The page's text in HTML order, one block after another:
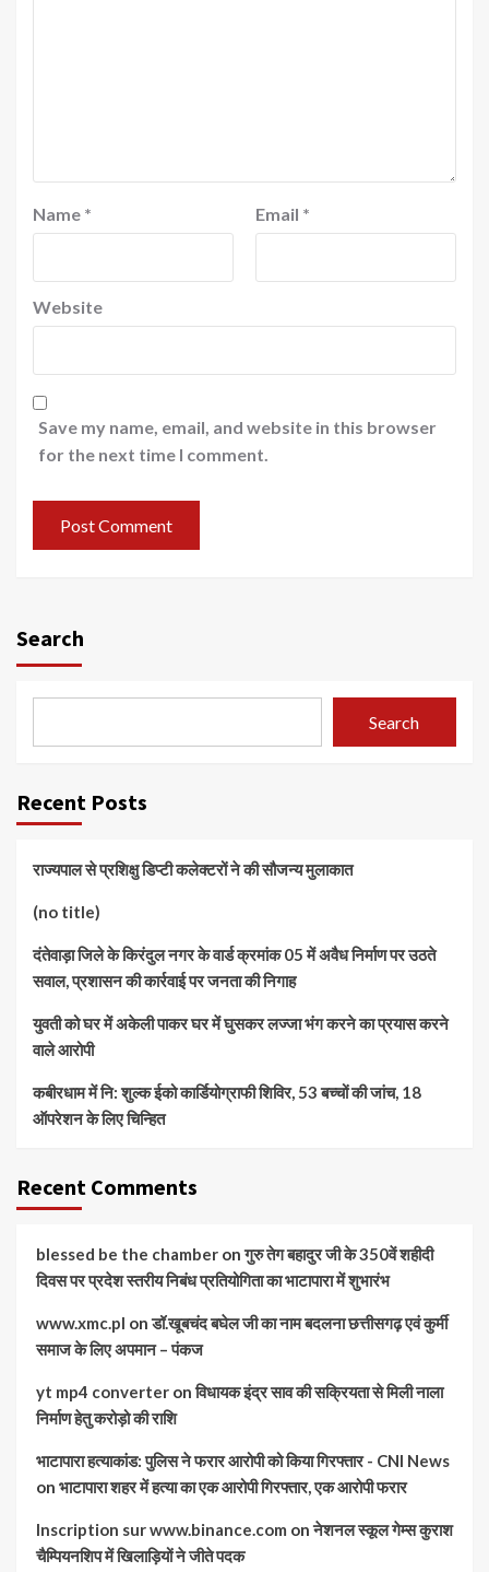
Name * Email *
Website
Save my name, email, and website in this browser
for the next time I comment.
Search
Search
Recent Posts
राज्यपाल से प्रशिक्षु डिप्टी कलेक्टरों ने की सौजन्य मुलाकात
(no title)
दंतेवाड़ा जिले के किरंदुल नगर के वार्ड क्रमांक 05 में अवैध निर्माण पर उठते
सवाल, प्रशासन की कार्रवाई पर जनता की निगाह
युवती को घर में अकेली पाकर घर में घुसकर लज्जा भंग करने का प्रयास करने
वाले आरोपी
कबीरधाम में नि: शुल्क ईको कार्डियोग्राफी शिविर, 53 बच्चों की जांच, 18
ऑपरेशन के लिए चिन्हित
Recent Comments
blessed be the chamber onगुरु तेग बहादुर जी के 350वें शहीदी
दिवस पर प्रदेश स्तरीय निबंध प्रतियोगिता का भाटापारा में शुभारंभ
www.xmc.pl onडॉ.खूबचंद बघेल जी का नाम बदलना छत्तीसगढ़ एवं कुर्मी
समाज के लिए अपमान – पंकज
yt mp4 converter onविधायक इंद्र साव की सक्रियता से मिली नाला
निर्माण हेतु करोड़ो की राशि
भाटापारा हत्याकांड: पुलिस ने फरार आरोपी को किया गिरफ्तार - CNI News
on भाटापारा शहर में हत्या का एक आरोपी गिरफ्तार, एक आरोपी फरार
Inscription sur www.binance.com onनेशनल स्कूल गेम्स कुराश
चैम्पियनशिप में खिलाड़ियों ने जीते पदक